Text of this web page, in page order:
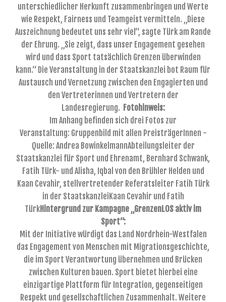
unterschiedlicher Herkunft zusammenbringen und Werte
wie Respekt, Fairness und Teamgeist vermitteln. „Diese
Auszeichnung bedeutet uns sehr viel“, sagte Türk am Rande
der Ehrung. „Sie zeigt, dass unser Engagement gesehen
wird und dass Sport tatsächlich Grenzen überwinden
kann.“ Die Veranstaltung in der Staatskanzlei bot Raum für
Austausch und Vernetzung zwischen den Engagierten und
den Vertreterinnen und Vertretern der
Landesregierung. Fotohinweis:
Im Anhang befinden sich drei Fotos zur
Veranstaltung: Gruppenbild mit allen PreisträgerInnen -
Quelle: Andrea BowinkelmannAbteilungsleiter der
Staatskanzlei für Sport und Ehrenamt, Bernhard Schwank,
Fatih Türk- und Alisha, Iqbal von den Brühler Helden und
Kaan Cevahir, stellvertretender Referatsleiter Fatih Türk
in der StaatskanzleiKaan Cevahir und Fatih
TürkHintergrund zur Kampagne „GrenzenLOS aktiv im
Sport“:
Mit der Initiative würdigt das Land Nordrhein-Westfalen
das Engagement von Menschen mit Migrationsgeschichte,
die im Sport Verantwortung übernehmen und Brücken
zwischen Kulturen bauen. Sport bietet hierbei eine
einzigartige Plattform für Integration, gegenseitigen
Respekt und gesellschaftlichen Zusammenhalt. Weitere